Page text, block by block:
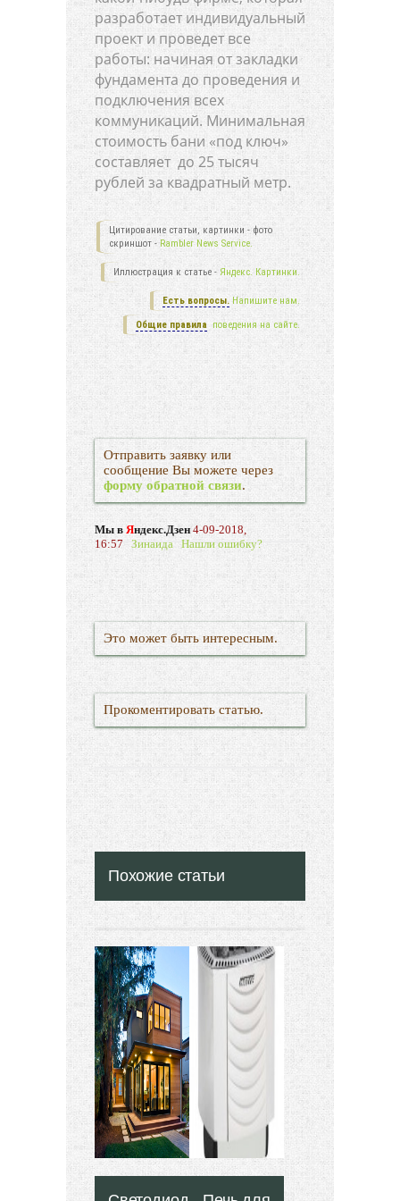
разработает индивидуальный
проект и проведет все
работы: начиная от закладки
фундамента до проведения и
подключения всех
коммуникаций. Минимальная
стоимость бани «под ключ»
составляет до 25 тысяч
рублей за квадратный метр.
Цитирование статьи, картинки - фото
скриншот -Rambler News Service.
Иллюстрация к статье - Яндекс. Картинки.
Есть вопросы. Напишите нам.
Общие правила поведения на сайте.
Отправить заявку или
сообщение Вы можете через
форму обратной связи.
Мы в Яндекс.Дзен4-09-2018,
16:57 Зинаида Нашли ошибку?
Это может быть интересным.
Прокоментировать статью.
Похожие статьи